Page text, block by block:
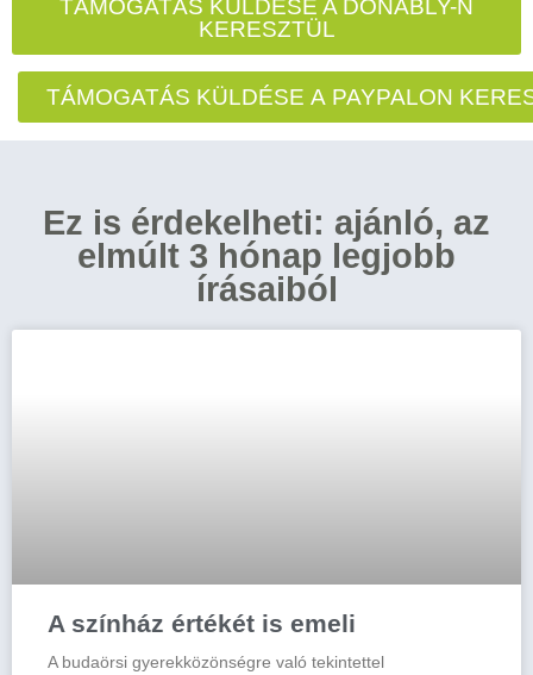
TÁMOGATÁS KÜLDÉSE A DONABLY-N
KERESZTÜL
TÁMOGATÁS KÜLDÉSE A PAYPALON
Ez is érdekelheti: ajánló, az
elmúlt 3 hónap legjobb
írásaiból
A színház értékét is emeli
A budaörsi gyerekközönségre való tekintettel